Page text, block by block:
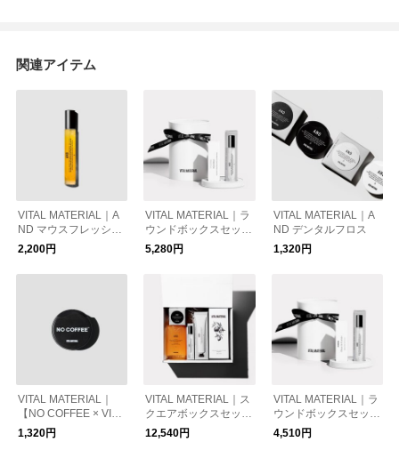
関連アイテム
VITAL MATERIAL｜A
ND マウスフレッシュ
ナー HM
2,200円
VITAL MATERIAL｜ラ
ウンドボックスセット
M
5,280円
VITAL MATERIAL｜A
ND デンタルフロス
1,320円
VITAL MATERIAL｜
【NO COFFEE × VITA
L MATERIAL】 デン
タルフロス
1,320円
VITAL MATERIAL｜ス
クエアボックスセット
AND
12,540円
VITAL MATERIAL｜ラ
ウンドボックスセット
J
4,510円